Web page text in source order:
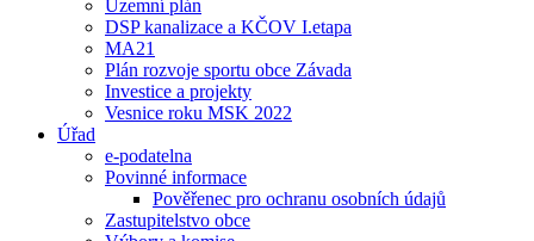
Územní plán
DSP kanalizace a KČOV I.etapa
MA21
Plán rozvoje sportu obce Závada
Investice a projekty
Vesnice roku MSK 2022
Úřad
e-podatelna
Povinné informace
Pověřenec pro ochranu osobních údajů
Zastupitelstvo obce